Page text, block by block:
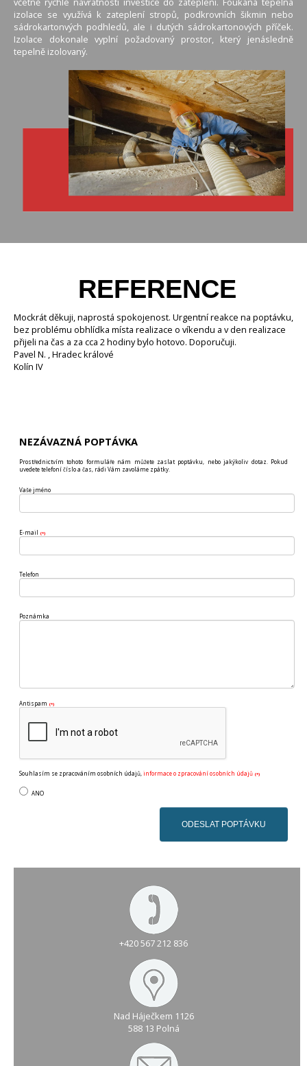
izolace se využívá k zateplení stropů, podkrovních šikmin nebo
sádrokartonvých podhledů, ale i dutých sádrokartonových příček.
Izolace dokonale vyplní požadovaný prostor, který jenásledně
tepelně izolovaný.
REFERENCE
Mockrát děkuji, naprostá spokojenost. Urgentní reakce na poptávku,
bez problému obhlídka místa realizace o víkendu a v den realizace
přijeli na čas a za cca 2 hodiny bylo hotovo. Doporučuji.
Pavel N. , Hradec králové
Kolín IV
NEZÁVAZNÁ POPTÁVKA
Prostřednictvím tohoto formuláře nám můžete zaslat poptávku, nebo jakýkoliv dotaz. Pokud
uvedete telefoní číslo a čas, rádi Vám zavoláme zpátky.
Vaše jméno
E-mail (*)
Telefon
Poznámka
Antispam (*)
Souhlasím se zpracováním osobních údajů,informace o zpracování osobních údajů (*)
ANO
ODESLAT POPTÁVKU
+420 567 212 836
Nad Háječkem 1126
588 13 Polná